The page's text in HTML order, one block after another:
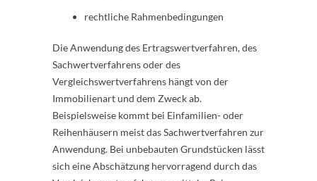
rechtliche Rahmenbedingungen
Die Anwendung des Ertragswertverfahren, des
Sachwertverfahrens oder des
Vergleichswertverfahrens hängt von der
Immobilienart und dem Zweck ab.
Beispielsweise kommt bei Einfamilien- oder
Reihenhäusern meist das Sachwertverfahren zur
Anwendung. Bei unbebauten Grundstücken lässt
sich eine Abschätzung hervorragend durch das